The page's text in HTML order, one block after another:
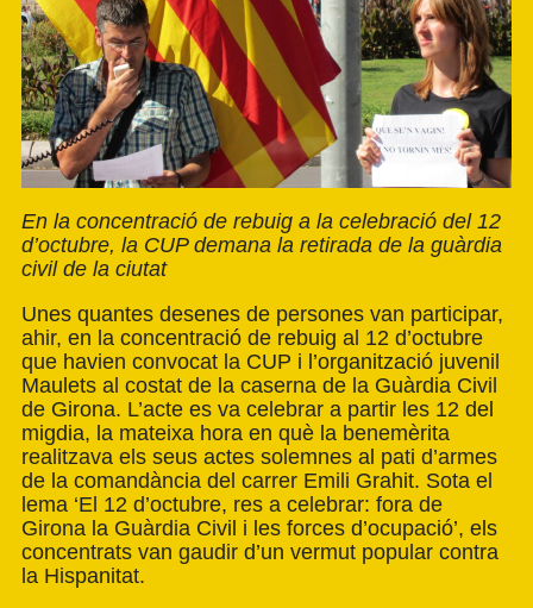
En la concentració de rebuig a la celebració del 12
d’octubre, la CUP demana la retirada de la guàrdia
civil de la ciutat
Unes quantes desenes de persones van participar,
ahir, en la concentració de rebuig al 12 d’octubre
que havien convocat la CUP i l’organització juvenil
Maulets al costat de la caserna de la Guàrdia Civil
de Girona. L’acte es va celebrar a partir les 12 del
migdia, la mateixa hora en què la benemèrita
realitzava els seus actes solemnes al pati d’armes
de la comandància del carrer Emili Grahit. Sota el
lema ‘El 12 d’octubre, res a celebrar: fora de
Girona la Guàrdia Civil i les forces d’ocupació’, els
concentrats van gaudir d’un vermut popular contra
la Hispanitat.